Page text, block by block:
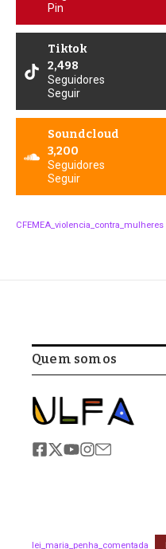
Pin
Tiktok
2,498
Seguidores
Seguir
Soundcloud
3,200
Seguidores
Seguir
CFEMEA_violencia_contra_mulheres
Quem somos
lei_maria_penha_comentada